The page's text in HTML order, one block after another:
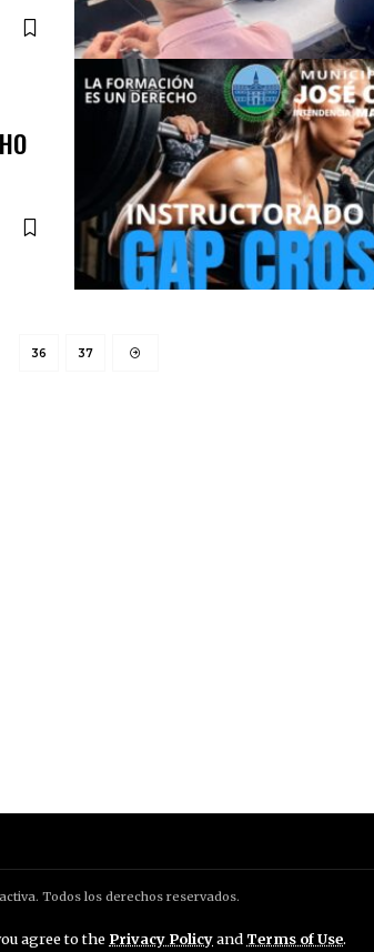
agree to the Privacy Policyand Terms of Use.
36 37
Todos los derechos reservados.